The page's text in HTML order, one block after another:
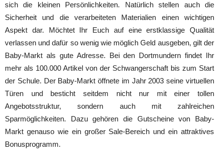
sich die kleinen Persönlichkeiten. Natürlich stellen auch die
Sicherheit und die verarbeiteten Materialien einen wichtigen
Aspekt dar. Möchtet Ihr Euch auf eine erstklassige Qualität
verlassen und dafür so wenig wie möglich Geld ausgeben, gilt der
Baby-Markt als gute Adresse. Bei den Dortmundern findet Ihr
mehr als 100.000 Artikel von der Schwangerschaft bis zum Start
der Schule. Der Baby-Markt öffnete im Jahr 2003 seine virtuellen
Türen und besticht seitdem nicht nur mit einer tollen
Angebotsstruktur, sondern auch mit zahlreichen
Sparmöglichkeiten. Dazu gehören die Gutscheine von Baby-
Markt genauso wie ein großer Sale-Bereich und ein attraktives
Bonusprogramm.